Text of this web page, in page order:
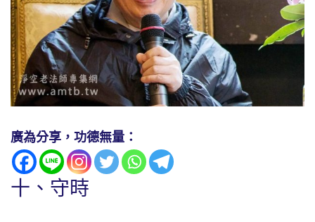
廣為分享，功德無量：
十、守時